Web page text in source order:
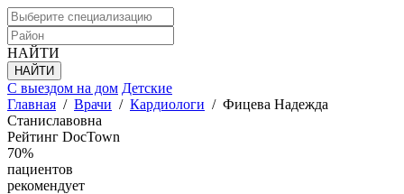
НАЙТИ
С выездом на дом Детские
Главная / Врачи / Кардиологи / Фицева Надежда
Станиславовна
Рейтинг DocTown
70%
пациентов
рекомендует